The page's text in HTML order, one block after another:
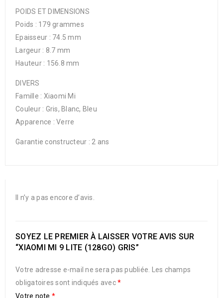
POIDS ET DIMENSIONS
Poids : 179 grammes
Epaisseur : 74.5 mm
Largeur : 8.7 mm
Hauteur : 156.8 mm
DIVERS
Famille : Xiaomi Mi
Couleur : Gris, Blanc, Bleu
Apparence : Verre
Garantie constructeur : 2 ans
Il n’y a pas encore d’avis.
SOYEZ LE PREMIER À LAISSER VOTRE AVIS SUR
“XIAOMI MI 9 LITE (128GO) GRIS”
Votre adresse e-mail ne sera pas publiée.
Les champs
obligatoires sont indiqués avec*
Votre note *